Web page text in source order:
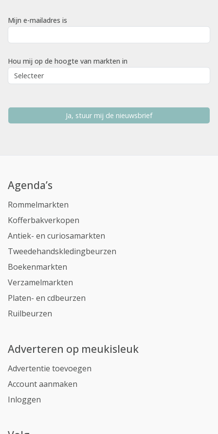
Mijn e-mailadres is
Hou mij op de hoogte van markten in
Ja, stuur mij de nieuwsbrief
Agenda’s
Rommelmarkten
Kofferbakverkopen
Antiek- en curiosamarkten
Tweedehandskledingbeurzen
Boekenmarkten
Verzamelmarkten
Platen- en cdbeurzen
Ruilbeurzen
Adverteren op meukisleuk
Advertentie toevoegen
Account aanmaken
Inloggen